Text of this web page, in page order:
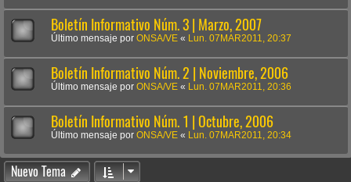
Boletín Informativo Núm. 3 | Marzo, 2007
Último mensaje por ONSA/VE « Lun. 07MAR2011, 20:37
Boletín Informativo Núm. 2 | Noviembre, 2006
Último mensaje por ONSA/VE « Lun. 07MAR2011, 20:36
Boletín Informativo Núm. 1 | Octubre, 2006
Último mensaje por ONSA/VE « Lun. 07MAR2011, 20:34
Nuevo Tema